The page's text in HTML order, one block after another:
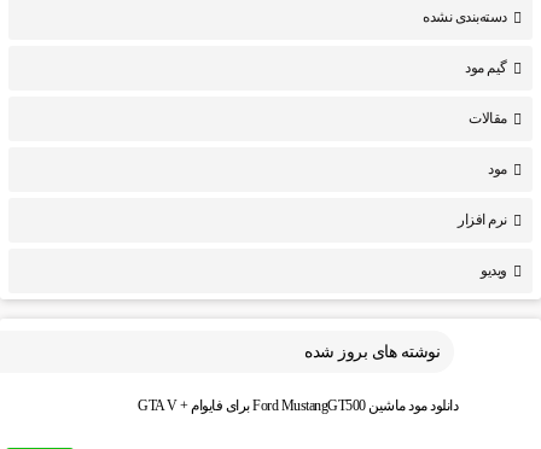
دسته‌بندی نشده
گیم مود
مقالات
مود
نرم افزار
ویدیو
نوشته های بروز شده
دانلود مود ماشین Ford MustangGT500 برای فایوام + GTA V